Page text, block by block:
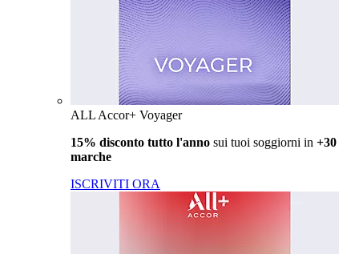
ALL Accor+ Voyager
15% disconto tutto l'anno sui tuoi soggiorni in +30
marche
ISCRIVITI ORA